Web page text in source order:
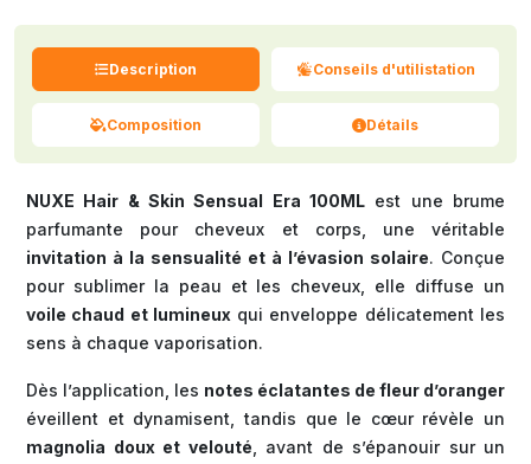
Description Conseils d'utilistation
Composition Détails
NUXE Hair & Skin Sensual Era 100ML est une brume
parfumante pour cheveux et corps, une véritable
invitation à la sensualité et à l’évasion solaire. Conçue
pour sublimer la peau et les cheveux, elle diffuse un
voile chaud et lumineux qui enveloppe délicatement les
sens à chaque vaporisation.
Dès l’application, les notes éclatantes de fleur d’oranger
éveillent et dynamisent, tandis que le cœur révèle un
magnolia doux et velouté , avant de s’épanouir sur un